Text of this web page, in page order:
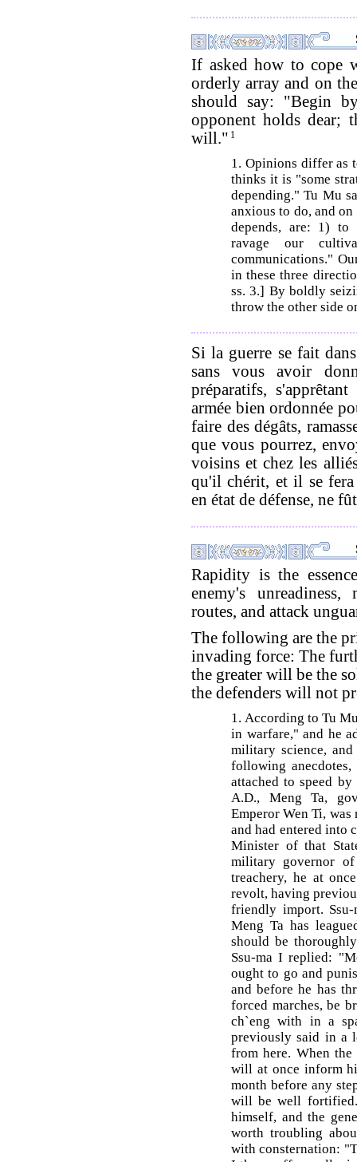
If asked how to cope
orderly array and on
should say: "Begin
opponent holds dear;
will." 1
1. Opinions differ as
thinks it is "some
depending." Tu Mu
anxious to do, and
depends, are: 1)
ravage our
communications."
in these three
ss. 3.] By boldly
throw the other side
Si la guerre se fait
sans vous avoir
préparatifs,
armée bien ordonnée
faire des dégâts,
que vous pourrez,
voisins et chez les
qu'il chérit, et il se fera
en état de défense, ne
Rapidity is the
enemy's
routes, and attack
The following are the
invading force: The
the greater will be the
the defenders will not
1. According to Tu
in warfare," and he
military science,
following
attached to speed
A.D., Meng Ta,
Emperor Wen Ti,
and had entered into
Minister of that
military governor
treachery, he at
revolt, having
friendly import.
Meng Ta has
should be
Ssu-ma I replied:
ought to go and
and before he has
forced marches, be
ch`eng with in a
previously said in a
from here. When
will at once inform
month before any
will be well fortified.
himself, and the
worth troubling
with consternation: